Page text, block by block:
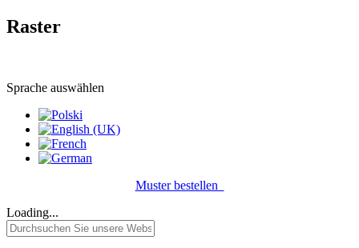
Raster
Sprache auswählen
Muster bestellen
Loading...